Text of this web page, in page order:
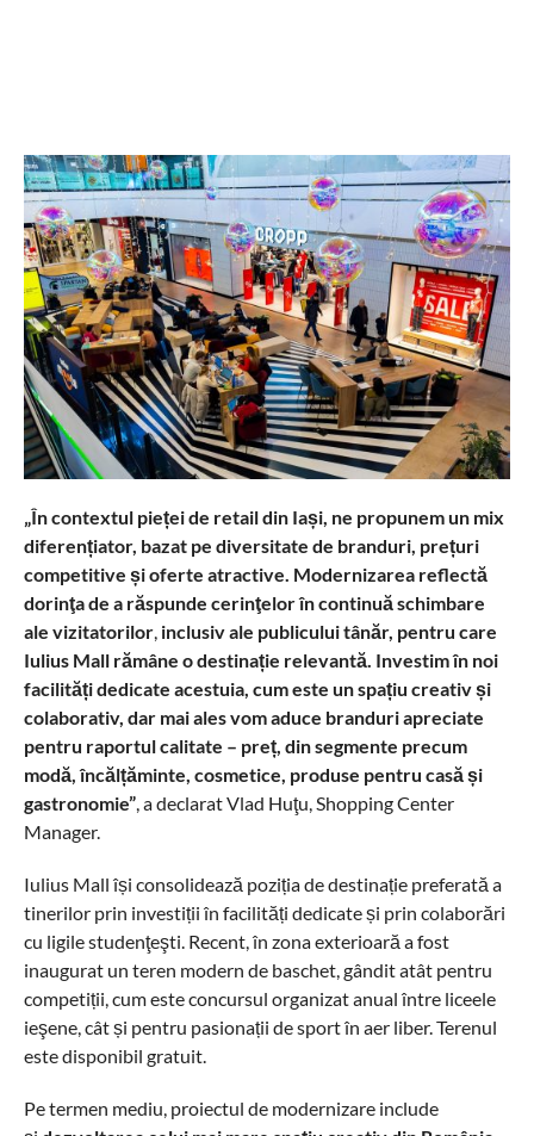
„În contextul pieței de retail din Iași, ne propunem un mix
diferențiator, bazat pe diversitate de branduri, prețuri
competitive și oferte atractive. Modernizarea reflectă
dorinţa de a răspunde cerinţelor în continuă schimbare
ale vizitatorilor, inclusiv ale publicului tânăr, pentru care
Iulius Mall rămâne o destinație relevantă. Investim în noi
facilități dedicate acestuia, cum este un spațiu creativ și
colaborativ, dar mai ales vom aduce branduri apreciate
pentru raportul calitate – preț, din segmente precum
modă, încălțăminte, cosmetice, produse pentru casă și
gastronomie”, a declarat Vlad Huţu, Shopping Center
Manager.
Iulius Mall își consolidează poziția de destinație preferată a
tinerilor prin investiții în facilități dedicate și prin colaborări
cu ligile studenţeşti. Recent, în zona exterioară a fost
inaugurat un teren modern de baschet, gândit atât pentru
competiții, cum este concursul organizat anual între liceele
ieşene, cât și pentru pasionații de sport în aer liber. Terenul
este disponibil gratuit.
Pe termen mediu, proiectul de modernizare include